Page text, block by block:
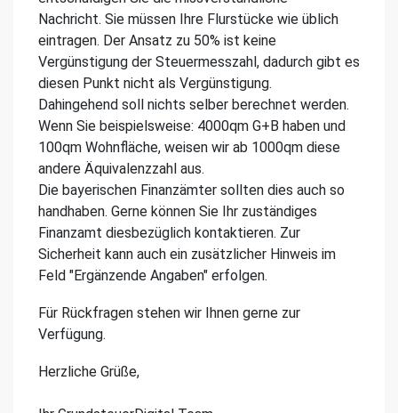
Nachricht. Sie müssen Ihre Flurstücke wie üblich
eintragen. Der Ansatz zu 50% ist keine
Vergünstigung der Steuermesszahl, dadurch gibt es
diesen Punkt nicht als Vergünstigung.
Dahingehend soll nichts selber berechnet werden.
Wenn Sie beispielsweise: 4000qm G+B haben und
100qm Wohnfläche, weisen wir ab 1000qm diese
andere Äquivalenzzahl aus.
Die bayerischen Finanzämter sollten dies auch so
handhaben. Gerne können Sie Ihr zuständiges
Finanzamt diesbezüglich kontaktieren. Zur
Sicherheit kann auch ein zusätzlicher Hinweis im
Feld "Ergänzende Angaben" erfolgen.
Für Rückfragen stehen wir Ihnen gerne zur
Verfügung.
Herzliche Grüße,